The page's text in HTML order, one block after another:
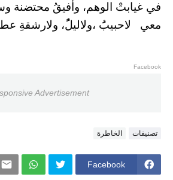
في غيابتْ الوهم، وأفيقُ محتضنة
معي لاحبيبَُ ،ولاليلًُ، ولارشقةِ
Facebook
Advertisement
تصنيفات الخاطرة
Facebook